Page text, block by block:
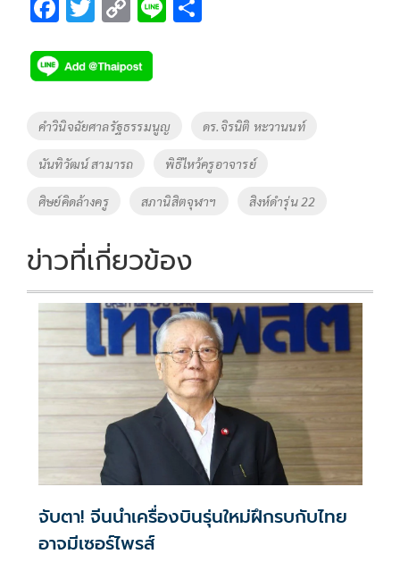
F
e
b
o
o
k
T
tt
er
C
p
y
Li
k
Li
Tags
คำวินิจฉัยศาลรัฐธรรมนูญ ดร.จิรนิติ หะวานนท์
นันทิวัฒน์ สามารถ พิธีไหว้ครูอาจารย์
ศิษย์คิดล้างครู สภานิสิตจุฬาฯ สิงห์ดำรุ่น 22
ข่าวที่เกี่ยวข้อง
จับตา! จีนนำเครื่องบินรุ่นใหม่ฝึกรบกับไทย
อาจมีเซอร์ไพรส์